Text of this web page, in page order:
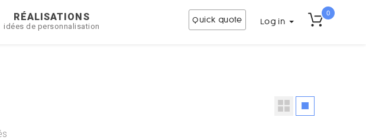
RÉALISATIONS
idées de personnalisation
Quick quote Log in
0